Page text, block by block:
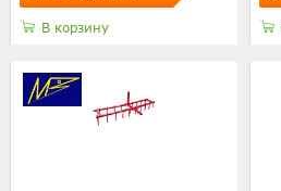
В корзину